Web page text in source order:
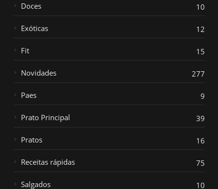
Doces 10
Exóticas 12
Fit 15
Novidades 277
Paes 9
Prato Principal 39
Pratos 16
Receitas rápidas 75
Salgados 10